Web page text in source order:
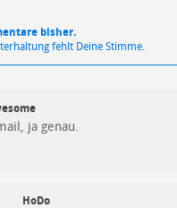
bisher.
fehlt Deine Stimme.
ja genau.
HoDo